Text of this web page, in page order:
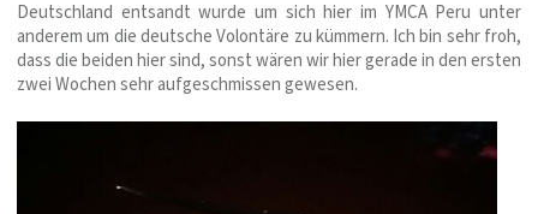
Deutschland entsandt wurde um sich hier im YMCA Peru unter
anderem um die deutsche Volontäre zu kümmern. Ich bin sehr froh,
dass die beiden hier sind, sonst wären wir hier gerade in den ersten
zwei Wochen sehr aufgeschmissen gewesen.